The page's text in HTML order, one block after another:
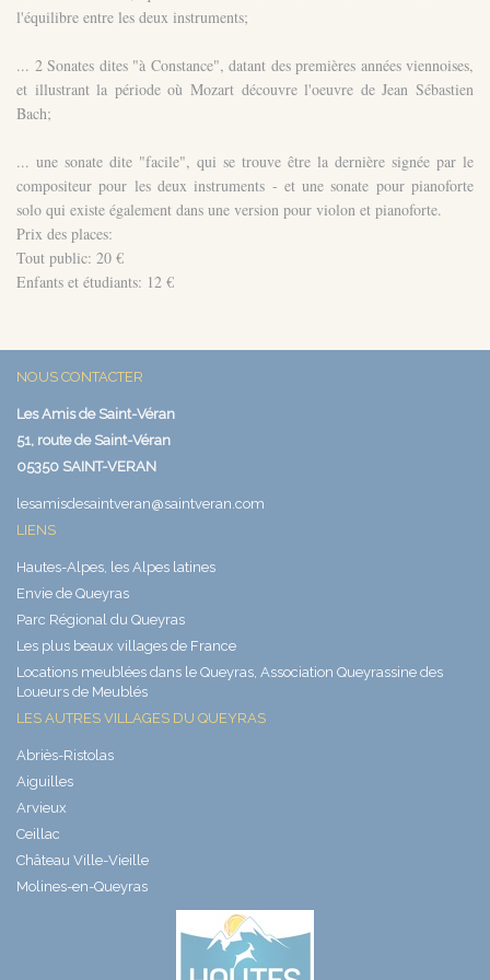
l'équilibre entre les deux instruments;
... 2 Sonates dites "à Constance", datant des premières années viennoises,
et illustrant la période où Mozart découvre l'oeuvre de Jean Sébastien
Bach;
... une sonate dite "facile", qui se trouve être la dernière signée par le
compositeur pour les deux instruments - et une sonate pour pianoforte
solo qui existe également dans une version pour violon et pianoforte.
Prix des places:
Tout public: 20 €
Enfants et étudiants: 12 €
NOUS CONTACTER
Les Amis de Saint-Véran
51, route de Saint-Véran
05350 SAINT-VERAN
lesamisdesaintveran@saintveran.com
LIENS
Hautes-Alpes, les Alpes latines
Envie de Queyras
Parc Régional du Queyras
Les plus beaux villages de France
Locations meublées dans le Queyras, Association Queyrassine des
Loueurs de Meublés
LES AUTRES VILLAGES DU QUEYRAS
Abriès-Ristolas
Aiguilles
Arvieux
Ceillac
Château Ville-Vieille
Molines-en-Queyras